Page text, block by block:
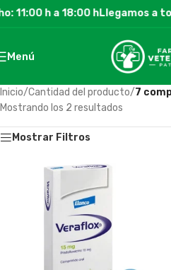
11:00 h a 18:00 hLlegamos a
Menú
Inicio/Cantidad del producto/7
Mostrando los 2 resultados
Mostrar Filtros